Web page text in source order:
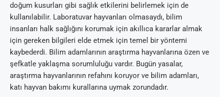
doğum kusurları gibi sağlık etkilerini belirlemek için de
kullanılabilir. Laboratuvar hayvanları olmasaydı, bilim
insanları halk sağlığını korumak için akıllıca kararlar almak
için gereken bilgileri elde etmek için temel bir yöntemi
kaybederdi. Bilim adamlarının araştırma hayvanlarına özen ve
şefkatle yaklaşma sorumluluğu vardır. Bugün yasalar,
araştırma hayvanlarının refahını koruyor ve bilim adamları,
katı hayvan bakımı kurallarına uymak zorundadır.